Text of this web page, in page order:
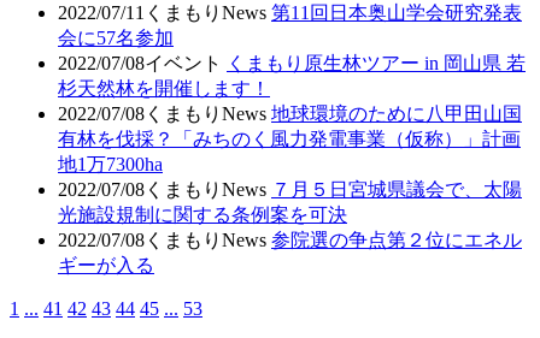
2022/07/11 くまもりNews 第11回日本奥山学会研究発表
会に57名参加
2022/07/08イベント
くまもり原生林ツアー in 岡山県 若
杉天然林を開催します！
2022/07/08 くまもりNews 地球環境のために八甲田山国
有林を伐採？「みちのく風力発電事業（仮称）」計画
地1万7300ha
2022/07/08 くまもりNews ７月５日宮城県議会で、太陽
光施設規制に関する条例案を可決
2022/07/08 くまもりNews 参院選の争点第２位にエネル
ギーが入る
1 ... 41 42 43 44 45 ... 53